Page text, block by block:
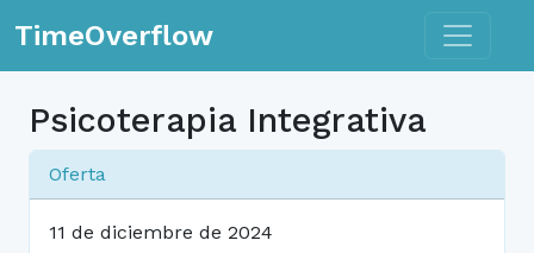
TimeOverflow Toggle
Psicoterapia Integrativa
Oferta
11 de diciembre de 2024